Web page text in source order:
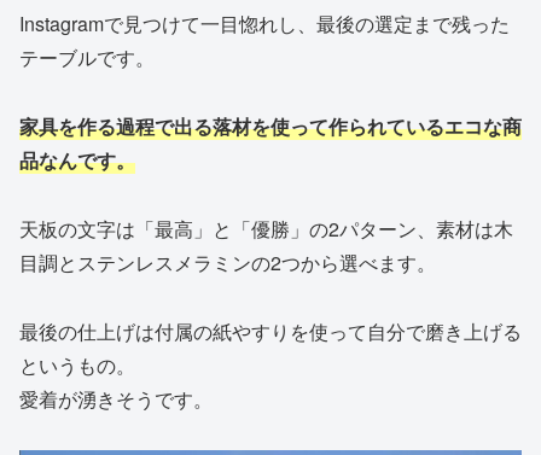
Instagramで見つけて一目惚れし、最後の選定まで残った
テーブルです。
家具を作る過程で出る落材を使って作られているエコな商
品なんです。
天板の文字は「最高」と「優勝」の2パターン、素材は木
目調とステンレスメラミンの2つから選べます。
最後の仕上げは付属の紙やすりを使って自分で磨き上げる
というもの。
愛着が湧きそうです。